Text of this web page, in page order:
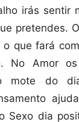
irás sentir
pretendes.
o que fará
No Amor
mote do
Sexo dia